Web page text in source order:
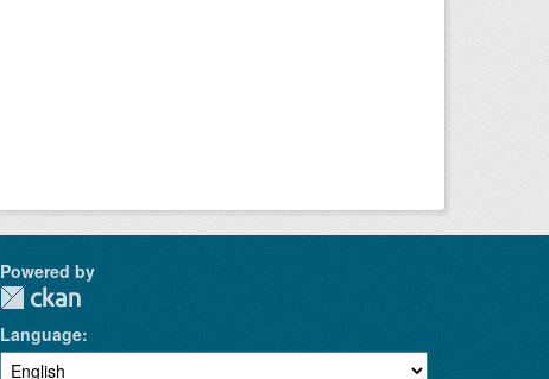
Powered by
Language